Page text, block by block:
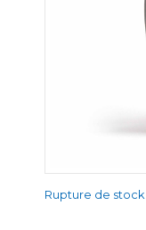
Rupture de stock